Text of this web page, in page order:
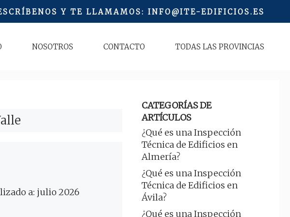
Y TE LLAMAMOS: INFO@ITE-EDIFICIOS.ES
NOSOTROS CONTACTO TODAS LAS PROVINCIAS
a: julio 2026
CATEGORÍAS DE
ARTÍCULOS
¿Qué es una Inspección
Técnica de Edificios en
Almería?
¿Qué es una Inspección
Técnica de Edificios en
Ávila?
¿Qué es una Inspección